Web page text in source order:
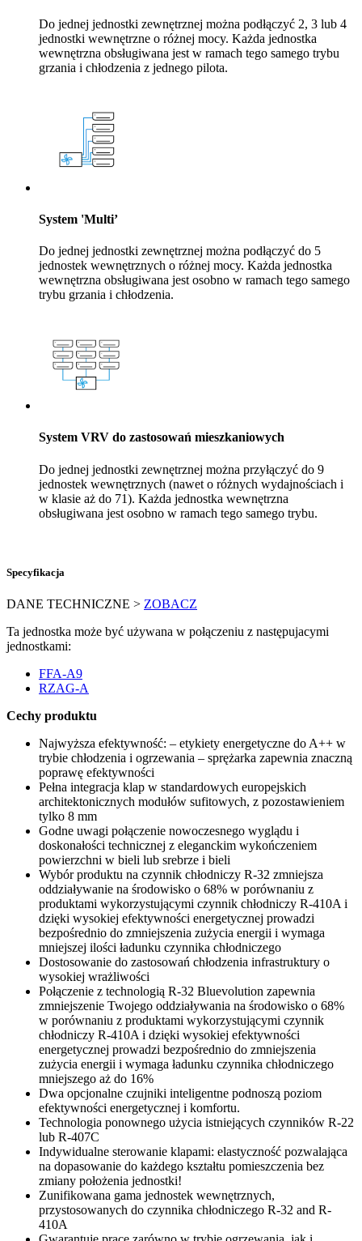
Do jednej jednostki zewnętrznej można podłączyć 2, 3 lub 4
jednostki wewnętrzne o różnej mocy. Każda jednostka
wewnętrzna obsługiwana jest w ramach tego samego trybu
grzania i chłodzenia z jednego pilota.
System 'Multi’
Do jednej jednostki zewnętrznej można podłączyć do 5
jednostek wewnętrznych o różnej mocy. Każda jednostka
wewnętrzna obsługiwana jest osobno w ramach tego samego
trybu grzania i chłodzenia.
System VRV do zastosowań mieszkaniowych
Do jednej jednostki zewnętrznej można przyłączyć do 9
jednostek wewnętrznych (nawet o różnych wydajnościach i
w klasie aż do 71). Każda jednostka wewnętrzna
obsługiwana jest osobno w ramach tego samego trybu.
Specyfikacja
DANE TECHNICZNE > ZOBACZ
Ta jednostka może być używana w połączeniu z następujacymi
jednostkami:
FFA-A9
RZAG-A
Cechy produktu
Najwyższa efektywność: – etykiety energetyczne do A++ w
trybie chłodzenia i ogrzewania – sprężarka zapewnia znaczną
poprawę efektywności
Pełna integracja klap w standardowych europejskich
architektonicznych modułów sufitowych, z pozostawieniem
tylko 8 mm
Godne uwagi połączenie nowoczesnego wyglądu i
doskonałości technicznej z eleganckim wykończeniem
powierzchni w bieli lub srebrze i bieli
Wybór produktu na czynnik chłodniczy R-32 zmniejsza
oddziaływanie na środowisko o 68% w porównaniu z
produktami wykorzystującymi czynnik chłodniczy R-410A i
dzięki wysokiej efektywności energetycznej prowadzi
bezpośrednio do zmniejszenia zużycia energii i wymaga
mniejszej ilości ładunku czynnika chłodniczego
Dostosowanie do zastosowań chłodzenia infrastruktury o
wysokiej wrażliwości
Połączenie z technologią R-32 Bluevolution zapewnia
zmniejszenie Twojego oddziaływania na środowisko o 68%
w porównaniu z produktami wykorzystującymi czynnik
chłodniczy R-410A i dzięki wysokiej efektywności
energetycznej prowadzi bezpośrednio do zmniejszenia
zużycia energii i wymaga ładunku czynnika chłodniczego
mniejszego aż do 16%
Dwa opcjonalne czujniki inteligentne podnoszą poziom
efektywności energetycznej i komfortu.
Technologia ponownego użycia istniejących czynników R-22
lub R-407C
Indywidualne sterowanie klapami: elastyczność pozwalająca
na dopasowanie do każdego kształtu pomieszczenia bez
zmiany położenia jednostki!
Zunifikowana gama jednostek wewnętrznych,
przystosowanych do czynnika chłodniczego R-32 and R-
410A